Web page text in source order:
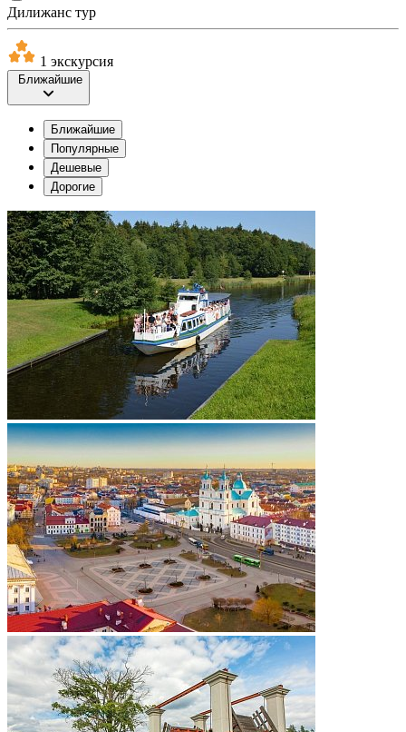
Дилижанс тур
1 экскурсия
Ближайшие
Ближайшие
Популярные
Дешевые
Дорогие